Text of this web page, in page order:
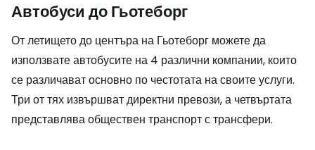
Автобуси до Гьотеборг
От летището до центъра на Гьотеборг можете да
използвате автобусите на 4 различни компании, които
се различават основно по честотата на своите услуги.
Три от тях извършват директни превози, а четвъртата
представлява обществен транспорт с трансфери.